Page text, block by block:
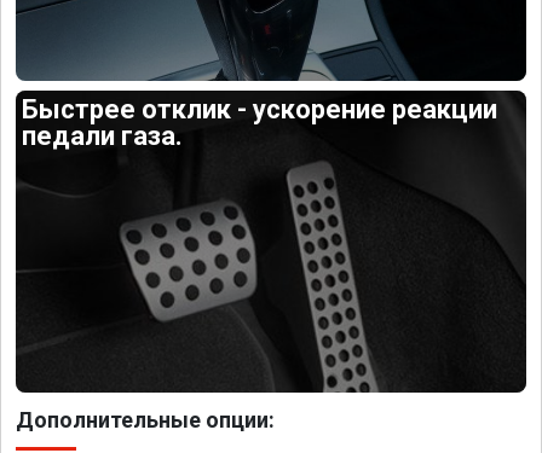
Быстрее отклик - ускорение реакции
педали газа.
Дополнительные опции: